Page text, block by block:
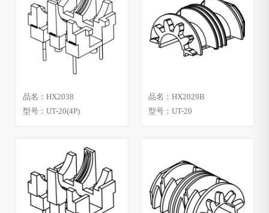
品名：HX2038
型号：UT-20(4P)
品名：HX2029B
型号：UT-20